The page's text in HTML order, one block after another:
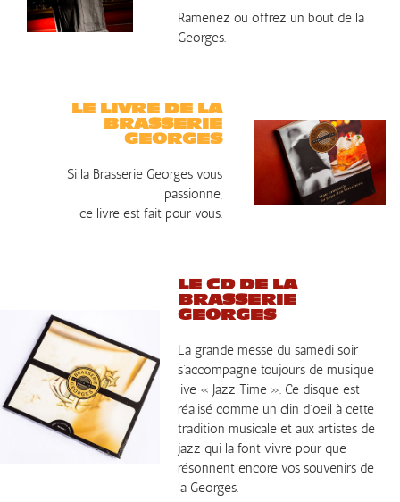
Ramenez ou offrez un bout de la
Georges.
LE LIVRE DE LA
BRASSERIE
GEORGES
Si la Brasserie Georges vous
passionne,
ce livre est fait pour vous.
LE CD DE LA
BRASSERIE
GEORGES
La grande messe du samedi soir
s’accompagne toujours de musique
live « Jazz Time ». Ce disque est
réalisé comme un clin d’oeil à cette
tradition musicale et aux artistes de
jazz qui la font vivre pour que
résonnent encore vos souvenirs de
la Georges.